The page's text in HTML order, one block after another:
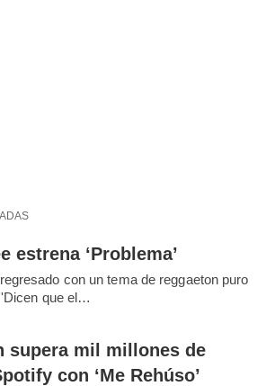
estrena ‘Problema’
con un tema de reggaeton puro
que el…
supera mil millones de
con ‘Me Rehúso’